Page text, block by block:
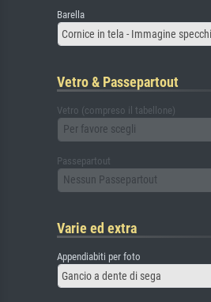
Barella
Cornice in tela - Immagine
Vetro & Passepartout
Vetro (compreso il tabellone)
Per favore scegli
Passepartout
Nessun Passepartout
Varie ed extra
Appendiabiti per foto
Gancio a dente di sega